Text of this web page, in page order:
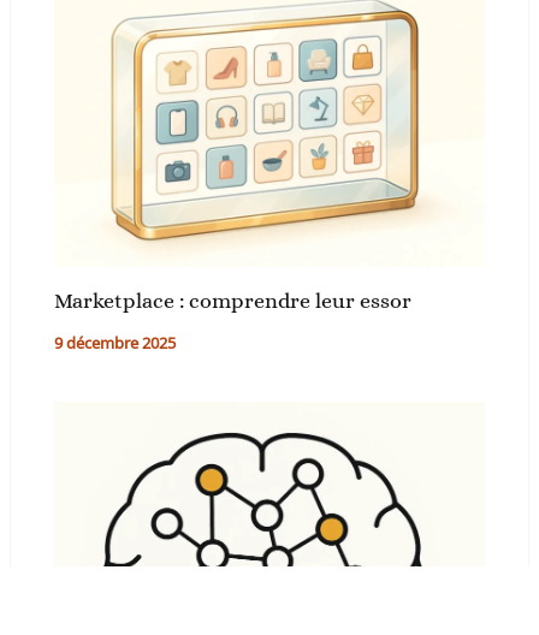
Marketplace : comprendre leur essor
9 décembre 2025